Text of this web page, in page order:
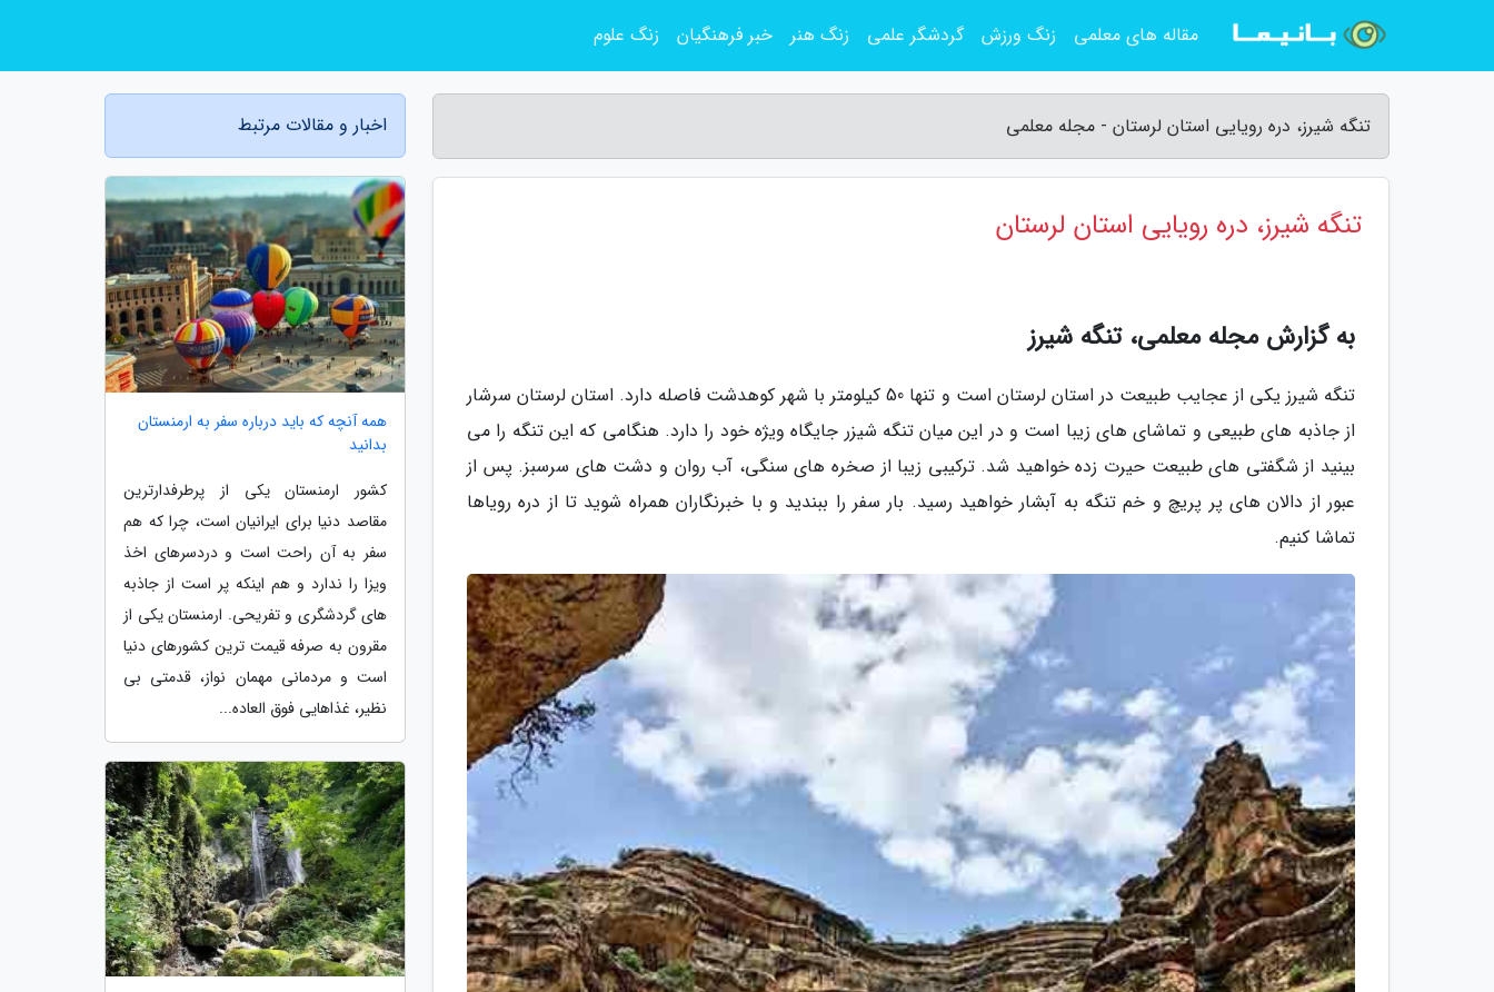
تنگه شیرز، دره رویایی استان لرستان - مجله معلمی
تنگه شیرز، دره رویایی استان لرستان
به گزارش مجله معلمی، تنگه شیرز
تنگه شیرز یکی از عجایب طبیعت در استان لرستان است و تنها 50 کیلومتر با شهر کوهدشت فاصله دارد. استان لرستان سرشار
از جاذبه های طبیعی و تماشای های زیبا است و در این میان تنگه شیزر جایگاه ویژه خود را دارد. هنگامی که این تنگه را می
بینید از شگفتی های طبیعت حیرت زده خواهید شد. ترکیبی زیبا از صخره های سنگی، آب روان و دشت های سرسبز. پس از
عبور از دالان های پر پریچ و خم تنگه به آبشار خواهید رسید. بار سفر را ببندید و با خبرنگاران همراه شوید تا از دره رویاها
تماشا کنیم.
اخبار و مقالات مرتبط
همه آنچه که باید درباره سفر به ارمنستان
بدانید
کشور ارمنستان یکی از پرطرفدارترین
مقاصد دنیا برای ایرانیان است، چرا که هم
سفر به آن راحت است و دردسرهای اخذ
ویزا را ندارد و هم اینکه پر است از جاذبه
های گردشگری و تفریحی. ارمنستان یکی از
مقرون به صرفه قیمت ترین کشورهای دنیا
است و مردمانی مهمان نواز، قدمتی بی
نظیر، غذاهایی فوق العاده...
مقاله های معلمی زنگ ورزش گردشگر علمی زنگ هنر خبر فرهنگیان زنگ علوم